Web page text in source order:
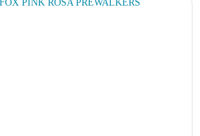
pueden